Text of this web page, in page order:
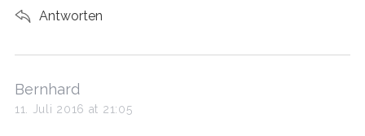
Antworten
s
a
Bernhard
11. Juli 2016 at 21:05